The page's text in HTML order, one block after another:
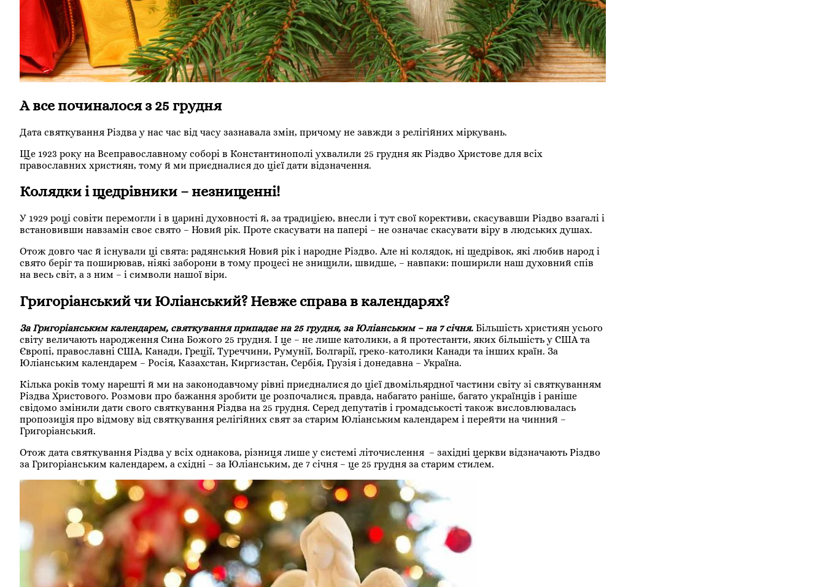
А все починалося з 25 грудня
Дата святкування Різдва у нас час від часу зазнавала змін, причому не завжди з релігійних міркувань.
Ще 1923 року на Всеправославному соборі в Константинополі ухвалили 25 грудня як Різдво Христове для всіх
православних християн, тому й ми приєдналися до цієї дати відзначення.
Колядки і щедрівники – незнищенні!
У 1929 році совіти перемогли і в царині духовності й, за традицією, внесли і тут свої корективи, скасувавши Різдво взагалі і
встановивши навзамін своє свято – Новий рік. Проте скасувати на папері – не означає скасувати віру в людських душах.
Отож довго час й існували ці свята: радянський Новий рік і народне Різдво. Але ні колядок, ні щедрівок, які любив народ і
свято беріг та поширював, ніякі заборони в тому процесі не знищили, швидше, – навпаки: поширили наш духовний спів
на весь світ, а з ним – і символи нашої віри.
Григоріанський чи Юліанський? Невже справа в календарях?
За Григоріанським календарем, святкування припадає на 25 грудня, за Юліанським – на 7 січня. Більшість християн усього
світу величають народження Сина Божого 25 грудня. І це – не лише католики, а й протестанти, яких більшість у США та
Європі, православні США, Канади, Греції, Туреччини, Румунії, Болгарії, греко-католики Канади та інших країн. За
Юліанським календарем – Росія, Казахстан, Киргизстан, Сербія, Грузія і донедавна – Україна.
Кілька років тому нарешті й ми на законодавчому рівні приєдналися до цієї двомільярдної частини світу зі святкуванням
Різдва Христового. Розмови про бажання зробити це розпочалися, правда, набагато раніше, багато українців і раніше
свідомо змінили дати свого святкування Різдва на 25 грудня. Серед депутатів і громадськості також висловлювалась
пропозиція про відмову від святкування релігійних свят за старим Юліанським календарем і перейти на чинний –
Григоріанський.
Отож дата святкування Різдва у всіх однакова, різниця лише у системі літочислення – західні церкви відзначають Різдво
за Григоріанським календарем, а східні – за Юліанським, де 7 січня – це 25 грудня за старим стилем.